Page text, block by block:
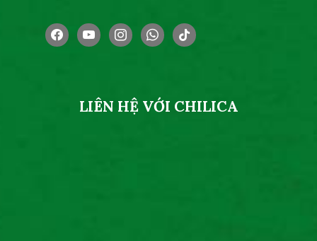
facebookyoutubeinstagramwhatsapp
tiktok
LIÊN HỆ VỚI CHILICA